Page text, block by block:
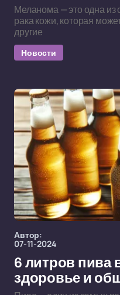
Меланома — это одна
рака кожи, которая
другие
Новости
Автор:
07-11-2024
6 литров пива
здоровье и